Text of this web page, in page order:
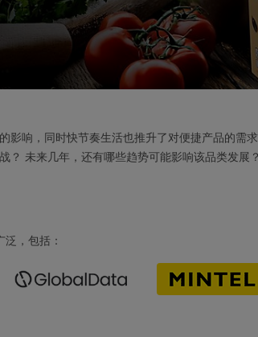
影响，同时快节奏生活也推升了对便捷产品的需
？ 未来几年，还有哪些趋势可能影响该品类发
，包括：